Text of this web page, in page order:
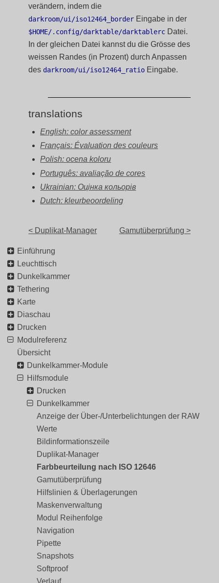
verändern, indem die
darkroom/ui/iso12464_border Eingabe in der
$HOME/.config/darktable/darktablerc Datei.
In der gleichen Datei kannst du die Grösse des
weissen Randes (in Prozent) durch Anpassen
des darkroom/ui/iso12464_ratio Eingabe.
translations
English: color assessment
Français: Évaluation des couleurs
Polish: ocena koloru
Português: avaliação de cores
Ukrainian: Оцінка кольорів
Dutch: kleurbeoordeling
< Duplikat-Manager Gamutüberprüfung >
Einführung
Leuchttisch
Dunkelkammer
Tethering
Karte
Diaschau
Drucken
Modulreferenz
Übersicht
Dunkelkammer-Module
Hilfsmodule
Drucken
Dunkelkammer
Anzeige der Über-/Unterbelichtungen der RAW
Werte
Bildinformationszeile
Duplikat-Manager
Farbbeurteilung nach ISO 12646
Gamutüberprüfung
Hilfslinien & Überlagerungen
Maskenverwaltung
Modul Reihenfolge
Navigation
Pipette
Snapshots
Softproof
Verlauf